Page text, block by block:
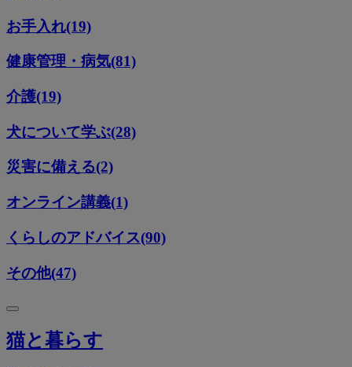
お手入れ(19)
健康管理・病気(81)
介護(19)
犬について学ぶ(28)
災害に備える(2)
オンライン講義(1)
くらしのアドバイス(90)
その他(47)
猫と暮らす